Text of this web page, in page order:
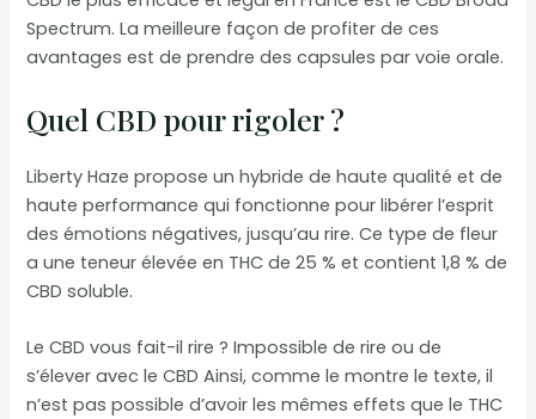
Spectrum. La meilleure façon de profiter de ces
avantages est de prendre des capsules par voie orale.
Quel CBD pour rigoler ?
Liberty Haze propose un hybride de haute qualité et de
haute performance qui fonctionne pour libérer l’esprit
des émotions négatives, jusqu’au rire. Ce type de fleur
a une teneur élevée en THC de 25 % et contient 1,8 % de
CBD soluble.
Le CBD vous fait-il rire ? Impossible de rire ou de
s’élever avec le CBD Ainsi, comme le montre le texte, il
n’est pas possible d’avoir les mêmes effets que le THC